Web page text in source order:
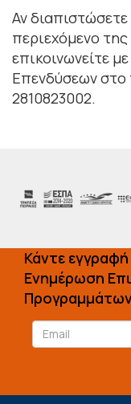
Αν
περιεχόµενο
επικοινωνείτε
Επενδύσεων στο
2810823002.
Κάντε
Ενημέρωση